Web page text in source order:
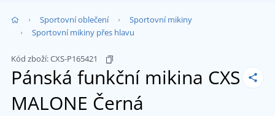
Sportovní oblečení
Sportovní mikiny
Sportovní mikiny přes hlavu
Kód zboží:CXS-P165421
Pánská funkční mikina CXS
MALONE Černá